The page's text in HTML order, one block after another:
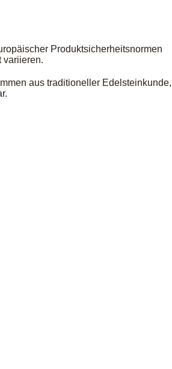
Produktsicherheitsnormen
variieren.
aus traditioneller